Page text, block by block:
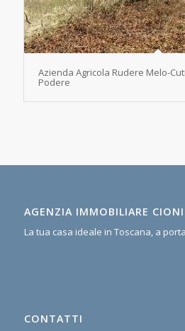
Azienda Agricola Rudere Melo-
Podere
AGENZIA IMMOBILIARE CIONI
La tua casa ideale in Toscana, a
CONTATTI